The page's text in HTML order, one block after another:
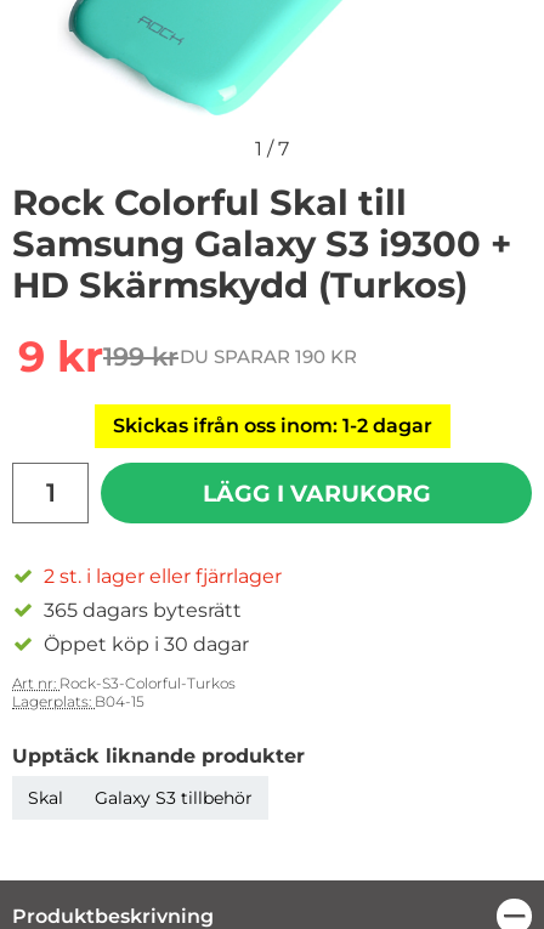
1 /7
Rock Colorful Skal till
Samsung Galaxy S3 i9300 +
HD Skärmskydd (Turkos)
rea pris
9 krtidigare pris
199 krDU SPARAR 190 KR
Skickas ifrån oss inom: 1-2 dagar
LÄGG I VARUKORG
2 st. i lager eller fjärrlager
365 dagars bytesrätt
Öppet köp i 30 dagar
Art nr: Rock-S3-Colorful-Turkos
Lagerplats: B04-15
Upptäck liknande produkter
Skal Galaxy S3 tillbehör
Produktbeskrivning